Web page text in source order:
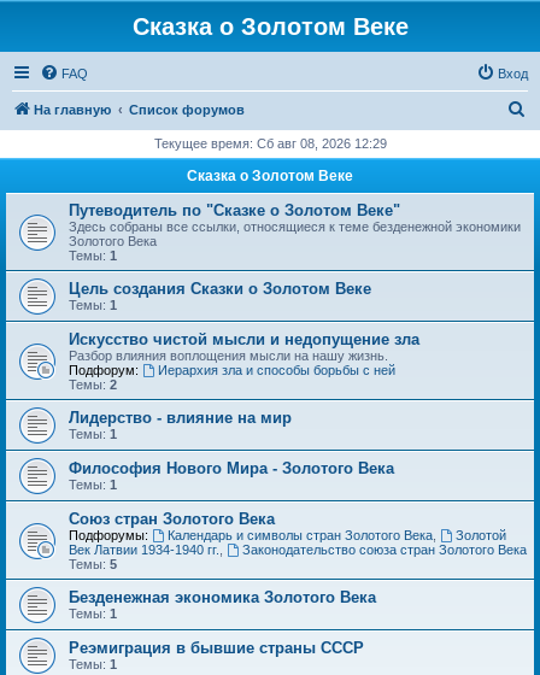
Сказка о Золотом Веке
FAQ Вход
На главную Список форумов
с
Текущее время: Сб авг 08, 2026 12:29
Сказка о Золотом Веке
Путеводитель по "Сказке о Золотом Веке"
Здесь собраны все ссылки, относящиеся к теме безденежной экономики
Золотого Века
Темы: 1
Цель создания Сказки о Золотом Веке
Темы: 1
Искусство чистой мысли и недопущение зла
Разбор влияния воплощения мысли на нашу жизнь.
Подфорум:
Иерархия зла и способы борьбы с ней
Темы: 2
Лидерство - влияние на мир
Темы: 1
Философия Нового Мира - Золотого Века
Темы: 1
Cоюз стран Золотого Века
Подфорумы: Календарь и символы стран Золотого Века,
Золотой
Век Латвии 1934-1940 гг.
Законодательство союза стран Золотого Века
Темы: 5
Безденежная экономика Золотого Века
Темы: 1
Реэмиграция в бывшие страны СССР
Темы: 1